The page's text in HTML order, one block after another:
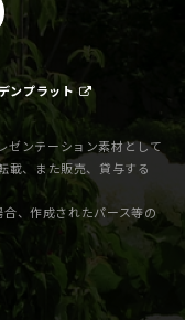
ンプラット
ゼンテーション素材として
載、また販売、貸与する
、作成されたパース等の